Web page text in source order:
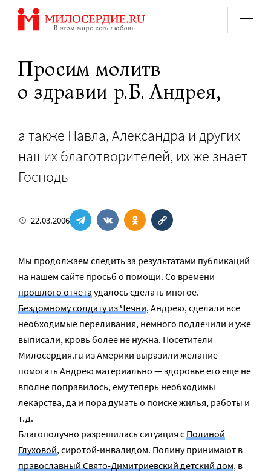
Перейти
содержанию
Просим молитв
о здравии р.Б. Андрея,
а также Павла, Александра и других
наших благотворителей, их же знает
Господь
22.03.2006
Мы продолжаем следить за результатами публикаций
на нашем сайте просьб о помощи. Со времени
прошлого отчетаудалось сделать многое.
Бездомному солдату из Чечни, Андрею, сделали все
необходимые переливания, немного подлечили и уже
выписали, кровь более не нужна. Посетители
Милосердия.ru из Америки выразили желание
помогать Андрею материально — здоровье его еще не
вполне поправилось, ему теперь необходимы
лекарства, да и пора думать о поиске жилья, работы и
т.д.
Благополучно разрешилась ситуация сПолиной
Глуховой, сиротой-инвалидом. Полину принимают в
православный Свято-Димитриевский детский дом, в